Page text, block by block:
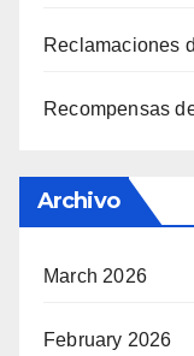
Reclamaciones
Recompensas
Archivo
March 2026
February 2026